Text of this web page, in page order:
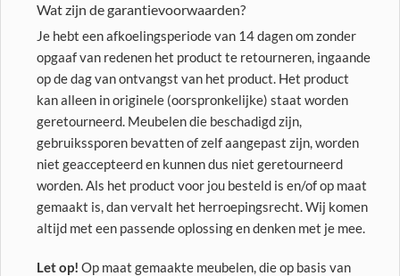
Wat zijn de garantievoorwaarden?
Je hebt een afkoelingsperiode van 14 dagen om zonder
opgaaf van redenen het product te retourneren, ingaande
op de dag van ontvangst van het product. Het product
kan alleen in originele (oorspronkelijke) staat worden
geretourneerd. Meubelen die beschadigd zijn,
gebruikssporen bevatten of zelf aangepast zijn, worden
niet geaccepteerd en kunnen dus niet geretourneerd
worden. Als het product voor jou besteld is en/of op maat
gemaakt is, dan vervalt het herroepingsrecht. Wij komen
altijd met een passende oplossing en denken met je mee.
Let op! Op maat gemaakte meubelen, die op basis van